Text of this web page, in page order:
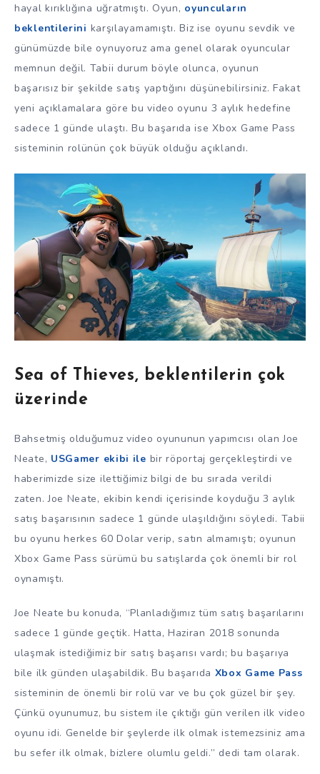
hayal kırıklığına uğratmıştı. Oyun, oyuncuların
beklentilerini karşılayamamıştı. Biz ise oyunu sevdik ve
günümüzde bile oynuyoruz ama genel olarak oyuncular
memnun değil. Tabii durum böyle olunca, oyunun
başarısız bir şekilde satış yaptığını düşünebilirsiniz. Fakat
yeni açıklamalara göre bu video oyunu 3 aylık hedefine
sadece 1 günde ulaştı. Bu başarıda ise Xbox Game Pass
sisteminin rolünün çok büyük olduğu açıklandı.
Sea of Thieves, beklentilerin çok
üzerinde
Bahsetmiş olduğumuz video oyununun yapımcısı olan Joe
Neate, USGamer ekibi ile bir röportaj gerçekleştirdi ve
haberimizde size ilettiğimiz bilgi de bu sırada verildi
zaten. Joe Neate, ekibin kendi içerisinde koyduğu 3 aylık
satış başarısının sadece 1 günde ulaşıldığını söyledi. Tabii
bu oyunu herkes 60 Dolar verip, satın almamıştı; oyunun
Xbox Game Pass sürümü bu satışlarda çok önemli bir rol
oynamıştı.
Joe Neate bu konuda, “Planladığımız tüm satış başarılarını
sadece 1 günde geçtik. Hatta, Haziran 2018 sonunda
ulaşmak istediğimiz bir satış başarısı vardı; bu başarıya
bile ilk günden ulaşabildik. Bu başarıda Xbox Game Pass
sisteminin de önemli bir rolü var ve bu çok güzel bir şey.
Çünkü oyunumuz, bu sistem ile çıktığı gün verilen ilk video
oyunu idi. Genelde bir şeylerde ilk olmak istemezsiniz ama
bu sefer ilk olmak, bizlere olumlu geldi.” dedi tam olarak.